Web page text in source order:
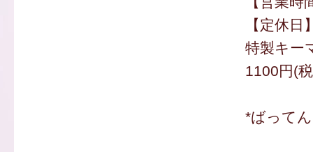
【定休日
特製キー
1100円(
*ばって